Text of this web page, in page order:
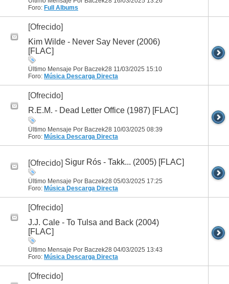
Foro: Full Albums
[Ofrecido]
Kim Wilde - Never Say Never (2006)
[FLAC]
Último Mensaje Por Baczek28 11/03/2025 15:10
Foro: Música Descarga Directa
[Ofrecido]
R.E.M. - Dead Letter Office (1987) [FLAC]
Último Mensaje Por Baczek28 10/03/2025 08:39
Foro: Música Descarga Directa
[Ofrecido] Sigur Rós - Takk... (2005) [FLAC]
Último Mensaje Por Baczek28 05/03/2025 17:25
Foro: Música Descarga Directa
[Ofrecido]
J.J. Cale - To Tulsa and Back (2004)
[FLAC]
Último Mensaje Por Baczek28 04/03/2025 13:43
Foro: Música Descarga Directa
[Ofrecido]